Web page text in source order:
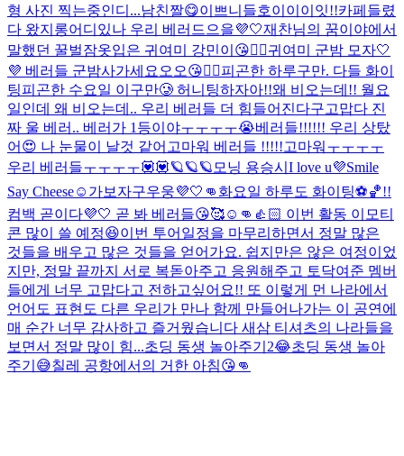
형 사진 찍는중인디...남친짤😋이쁘니들호이이이잇!!카페들렸
다 왔지롱어디있나 우리 베러드으을💜🤍재찬님의 꿈이야에서
말했던 꿀벌잠옷입은 귀여미 강민이😘👍🏻귀여미 군밤 모자🤍
💜 베러들 군밤사가세요오오😘👍🏻피곤한 하루구만. 다들 화이
팅피곤한 수요일 이구만🥲 허니팅하자아!!왜 비오는데!! 월요
일인데 왜 비오는데.. 우리 베러들 더 힘들어진다구고맙다 진
짜 울 베러.. 베러가 1등이야ㅜㅜㅜㅜ😭베러들!!!!!! 우리 상탔
어😍 나 눈물이 날것 같어 고마워 베러들 !!!!!고마워ㅜㅜㅜㅜ
우리 베러들ㅜㅜㅜㅜ💟💟🪐🪐🪐 모닝 용승시 I love u💜Smile
Say Cheese☺️ 가보자구우웅💜🤍👊 화요일 하루도 화이팅⚽️🏀!!
컴백 곧이다💜🤍 곧 봐 베러들😘🥰☺️👊👍🏻 이번 활동 이모티
콘 많이 쓸 예정😆이번 투어일정을 마무리하면서 정말 많은
것들을 배우고 많은 것들을 얻어가요. 쉽지만은 않은 여정이었
지만, 정말 끝까지 서로 복돋아주고 응원해주고 토닥여준 멤버
들에게 너무 고맙다고 전하고싶어요!! 또 이렇게 먼 나라에서
언어도 표현도 다른 우리가 만나 함께 만들어나가는 이 공연에
매 순간 너무 감사하고 즐거웠습니다 새삼 티셔츠의 나라들을
보면서 정말 많이 힘...초딩 동생 놀아주기2😂초딩 동생 놀아
주기😅칠레 공항에서의 거한 아침😘👊